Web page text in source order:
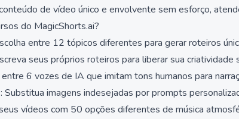
de vídeo único e envolvente sem esforço,
do MagicShorts.ai?
entre 12 tópicos diferentes para gerar roteiros
seus próprios roteiros para liberar sua criatividade
6 vozes de IA que imitam tons humanos para
Substitua imagens indesejadas por prompts
vídeos com 50 opções diferentes de música